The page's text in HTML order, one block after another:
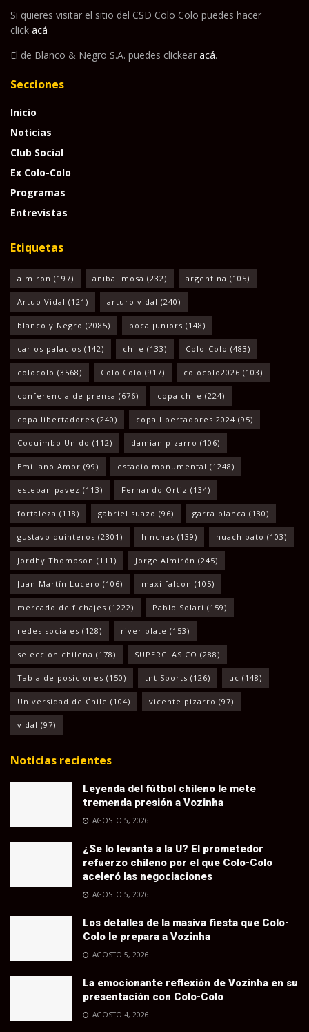
Si quieres visitar el sitio del CSD Colo Colo puedes hacer
click acá
El de Blanco & Negro S.A. puedes clickear acá.
Secciones
Inicio
Noticias
Club Social
Ex Colo-Colo
Programas
Entrevistas
Etiquetas
almiron (197) anibal mosa (232) argentina (105)
Artuo Vidal (121) arturo vidal (240)
blanco y Negro (2085) boca juniors (148)
carlos palacios (142) chile (133) Colo-Colo (483)
colocolo (3568) Colo Colo (917) colocolo2026 (103)
conferencia de prensa (676) copa chile (224)
copa libertadores (240) copa libertadores 2024 (95)
Coquimbo Unido (112) damian pizarro (106)
Emiliano Amor (99) estadio monumental (1248)
esteban pavez (113) Fernando Ortiz (134)
fortaleza (118) gabriel suazo (96) garra blanca (130)
gustavo quinteros (2301) hinchas (139) huachipato (103)
Jordhy Thompson (111) Jorge Almirón (245)
Juan Martín Lucero (106) maxi falcon (105)
mercado de fichajes (1222) Pablo Solari (159)
redes sociales (128) river plate (153)
seleccion chilena (178) SUPERCLASICO (288)
Tabla de posiciones (150) tnt Sports (126) uc (148)
Universidad de Chile (104) vicente pizarro (97)
vidal (97)
Noticias recientes
Leyenda del fútbol chileno le mete
tremenda presión a Vozinha
AGOSTO 5, 2026
¿Se lo levanta a la U? El prometedor
refuerzo chileno por el que Colo-Colo
aceleró las negociaciones
AGOSTO 5, 2026
Los detalles de la masiva fiesta que Colo-
Colo le prepara a Vozinha
AGOSTO 5, 2026
La emocionante reflexión de Vozinha en su
presentación con Colo-Colo
AGOSTO 4, 2026